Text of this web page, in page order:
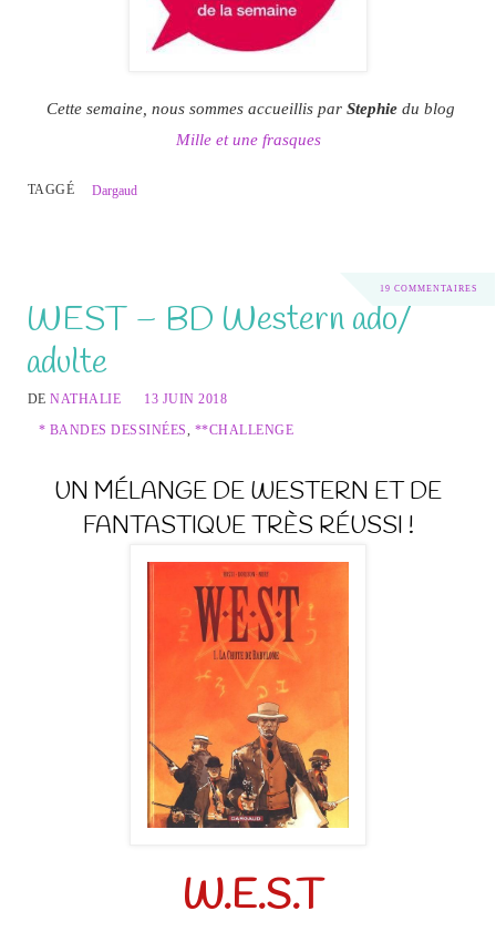
Cette semaine, nous sommes accueillis par Stephie du blog
Mille et une frasques
TAGGÉ Dargaud
19 COMMENTAIRES
WEST – BD Western ado/
adulte
DENATHALIE
13 JUIN 2018
* BANDES DESSINÉES, **CHALLENGE
UN MÉLANGE DE WESTERN ET DE
FANTASTIQUE TRÈS RÉUSSI !
W.E.S.T